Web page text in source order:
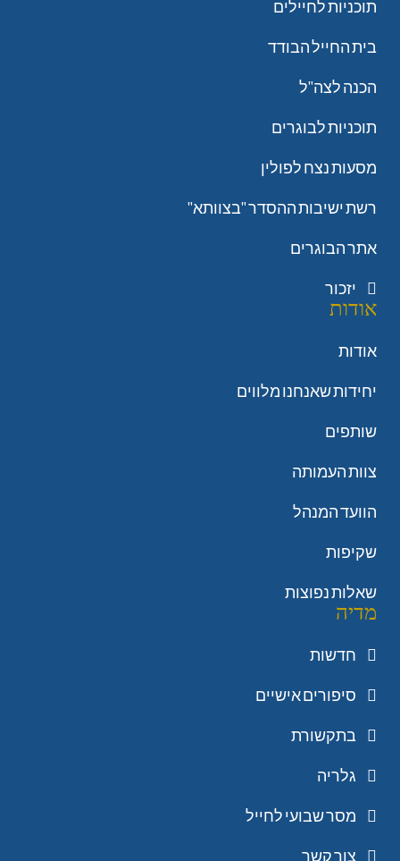
תוכניות לחיילים
בית החייל הבודד
הכנה לצה"ל
תוכניות לבוגרים
מסעות נצח לפולין
רשת ישיבות ההסדר "בצוותא"
אתר הבוגרים
יזכור
אודות
אודות
יחידות שאנחנו מלווים
שותפים
צוות העמותה
הוועד המנהל
שקיפות
שאלות נפוצות
מדיה
חדשות
סיפורים אישיים
בתקשורת
גלריה
מסר שבועי לחייל
צור קשר